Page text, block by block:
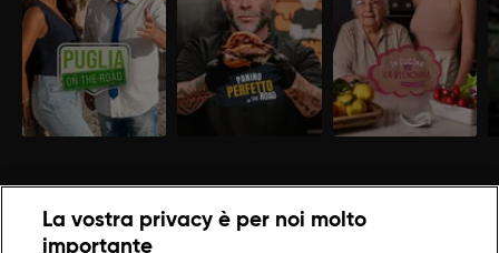
La vostra privacy è per noi molto
importante